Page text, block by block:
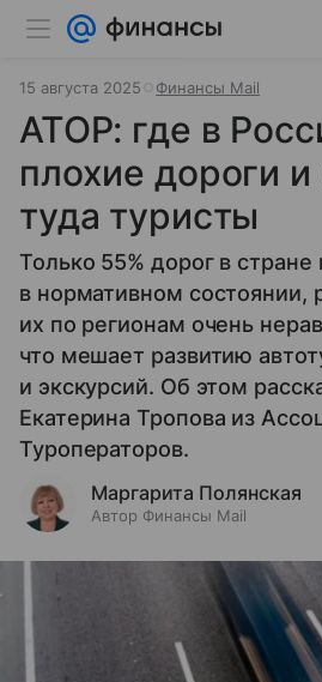
15 августа 2025 Финансы Mail
АТОР: где в
плохие дороги и
туда туристы
Только 55% дорог в стране
в нормативном состоянии,
их по регионам очень
что мешает развитию
и экскурсий. Об этом
Екатерина Тропова из
Туроператоров.
Маргарита Полянская
Автор Финансы Mail